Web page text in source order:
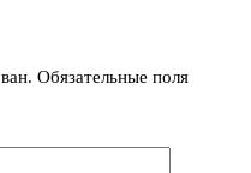
Обязательные поля